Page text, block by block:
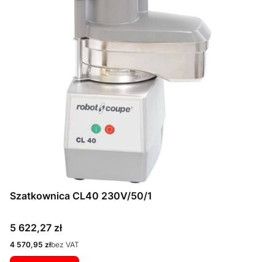
Szatkownica CL40 230V/50/1
Cena
5 622,27 zł
Cena
4 570,95 złbez VAT